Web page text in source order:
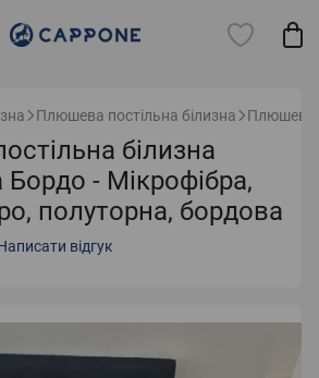
Плюшева постільна білизна Плюшева
білизна
- Мікрофібра,
полуторна, бордова
відгук